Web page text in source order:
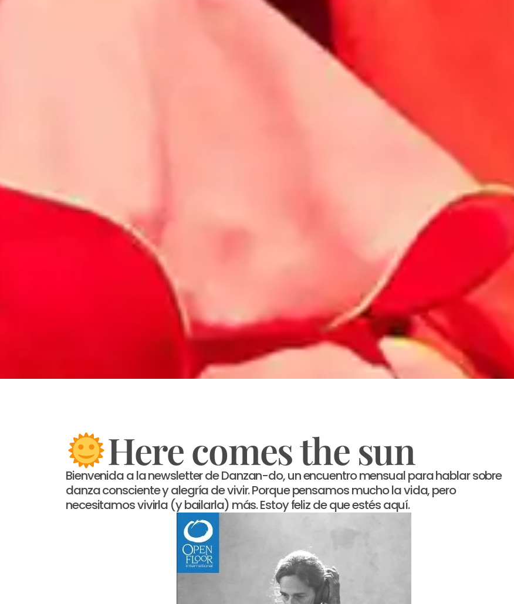
Here comes the sun
Bienvenida a la newsletter de Danzan-do, un encuentro mensual para hablar sobre
danza consciente y alegría de vivir. Porque pensamos mucho la vida, pero
necesitamos vivirla (y bailarla) más. Estoy feliz de que estés aquí.